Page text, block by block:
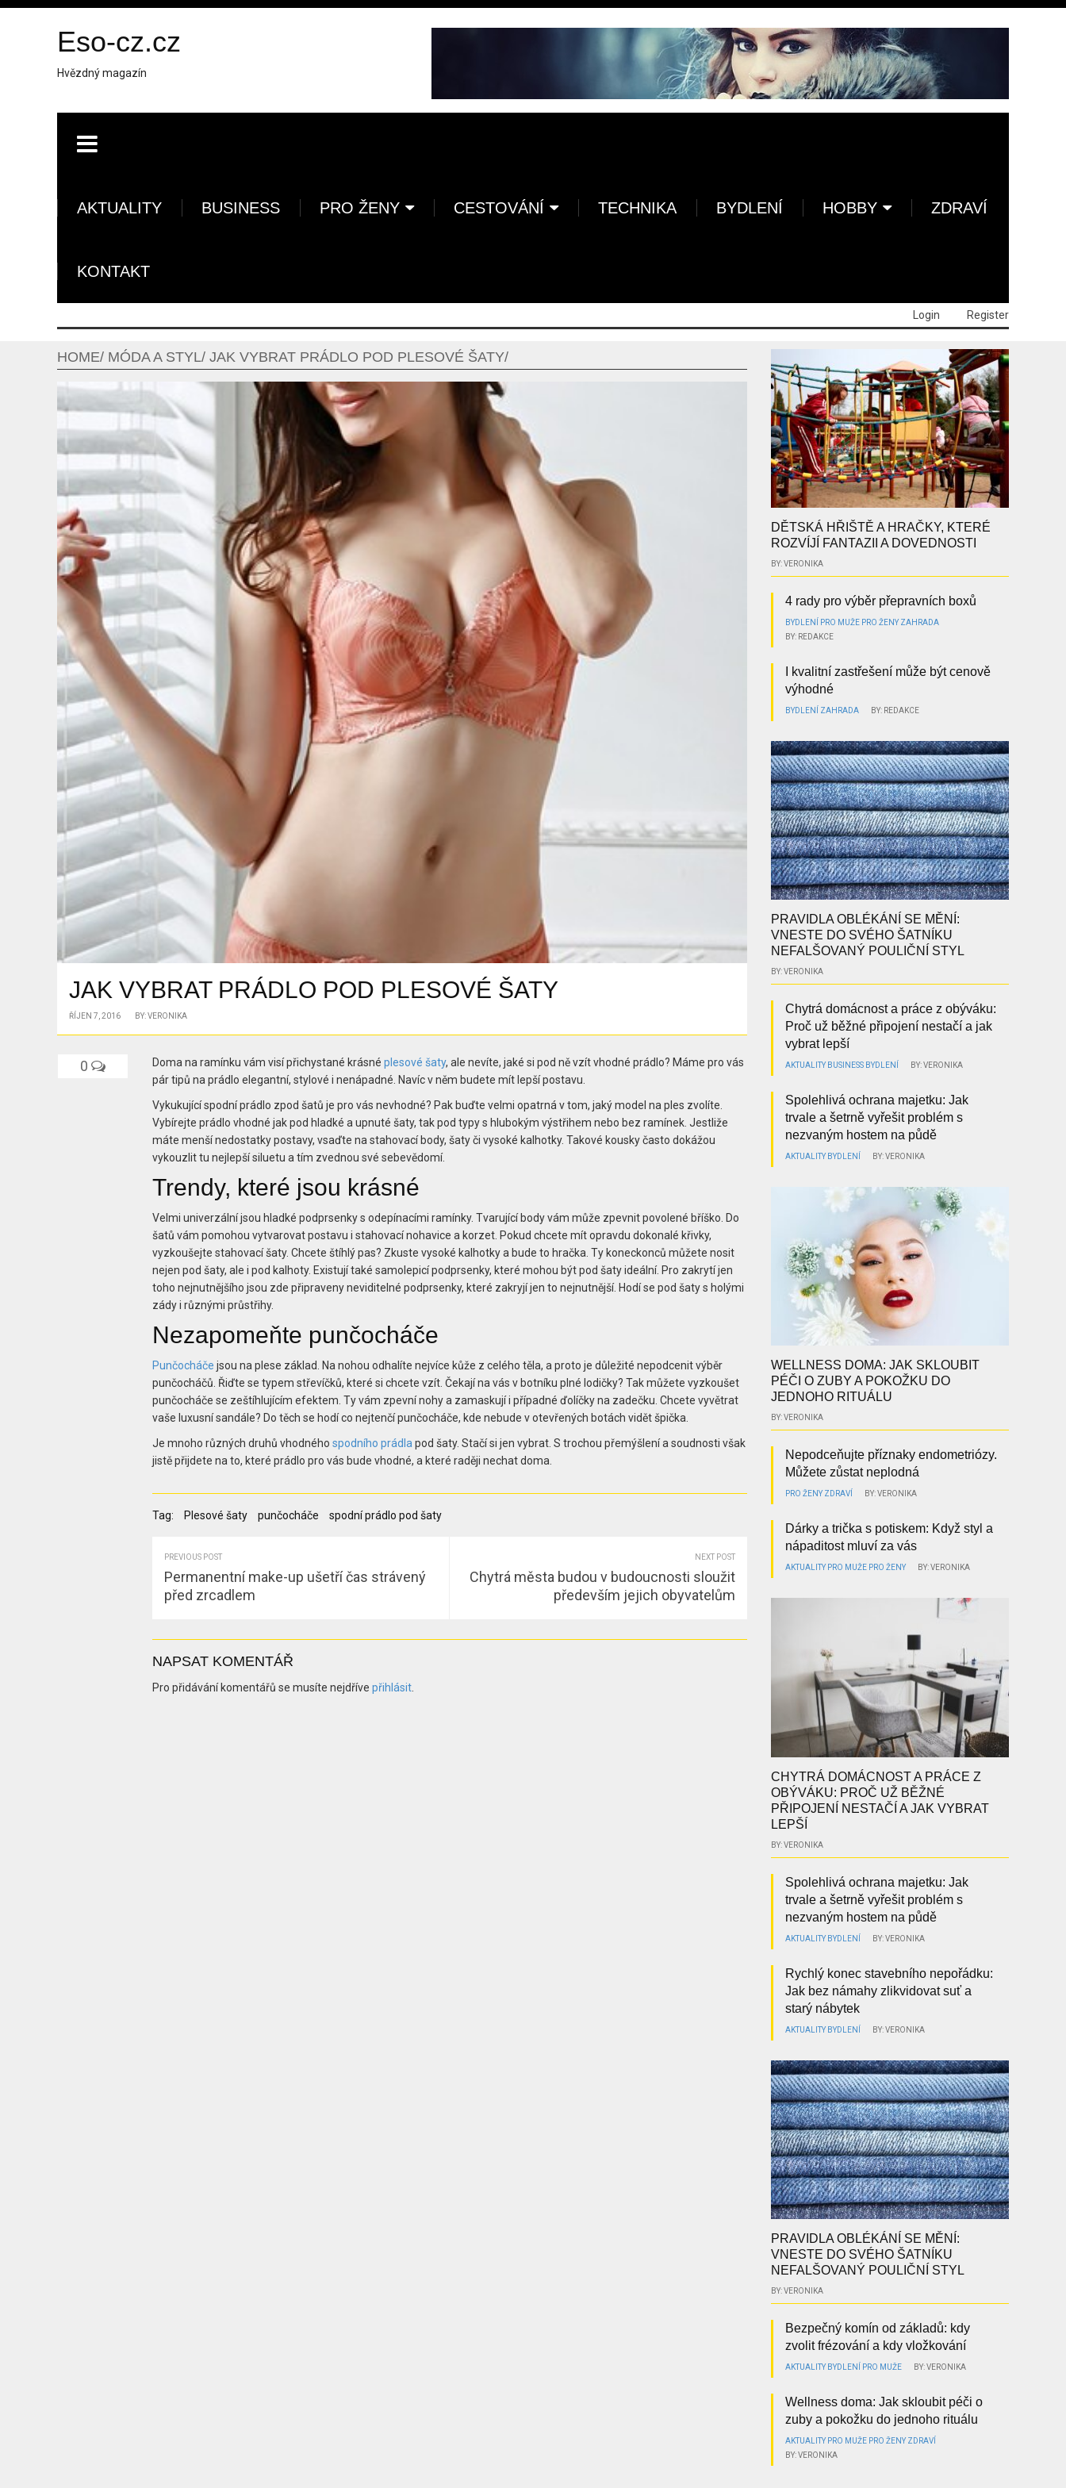
Eso-cz.cz
Hvězdný magazín
AKTUALITY BUSINESS PRO ŽENY CESTOVÁNÍ TECHNIKA BYDLENÍ HOBBY ZDRAVÍ
KONTAKT
Login Register
HOME MÓDA A STYL JAK VYBRAT PRÁDLO POD PLESOVÉ ŠATY
JAK VYBRAT PRÁDLO POD PLESOVÉ ŠATY
ŘÍJEN 7, 2016 BY: VERONIKA
0 Doma na ramínku vám visí přichystané krásné plesové šaty, ale nevíte, jaké si pod ně vzít vhodné prádlo? Máme pro vás
pár tipů na prádlo elegantní, stylové i nenápadné. Navíc v něm budete mít lepší postavu.
Vykukující spodní prádlo zpod šatů je pro vás nevhodné? Pak buďte velmi opatrná v tom, jaký model na ples zvolíte.
Vybírejte prádlo vhodné jak pod hladké a upnuté šaty, tak pod typy s hlubokým výstřihem nebo bez ramínek. Jestliže
máte menší nedostatky postavy, vsaďte na stahovací body, šaty či vysoké kalhotky. Takové kousky často dokážou
vykouzlit tu nejlepší siluetu a tím zvednou své sebevědomí.
Trendy, které jsou krásné
Velmi univerzální jsou hladké podprsenky s odepínacími ramínky. Tvarující body vám může zpevnit povolené bříško. Do
šatů vám pomohou vytvarovat postavu i stahovací nohavice a korzet. Pokud chcete mít opravdu dokonalé křivky,
vyzkoušejte stahovací šaty. Chcete štíhlý pas? Zkuste vysoké kalhotky a bude to hračka. Ty koneckonců můžete nosit
nejen pod šaty, ale i pod kalhoty. Existují také samolepicí podprsenky, které mohou být pod šaty ideální. Pro zakrytí jen
toho nejnutnějšího jsou zde připraveny neviditelné podprsenky, které zakryjí jen to nejnutnější. Hodí se pod šaty s holými
zády i různými průstřihy.
Nezapomeňte punčocháče
Punčocháče jsou na plese základ. Na nohou odhalíte nejvíce kůže z celého těla, a proto je důležité nepodcenit výběr
punčocháčů. Řiďte se typem střevíčků, které si chcete vzít. Čekají na vás v botníku plné lodičky? Tak můžete vyzkoušet
punčocháče se zeštíhlujícím efektem. Ty vám zpevní nohy a zamaskují i případné ďolíčky na zadečku. Chcete vyvětrat
vaše luxusní sandále? Do těch se hodí co nejtenčí punčocháče, kde nebude v otevřených botách vidět špička.
Je mnoho různých druhů vhodného spodního prádlapod šaty. Stačí si jen vybrat. S trochou přemýšlení a soudnosti však
jistě přijdete na to, které prádlo pro vás bude vhodné, a které raději nechat doma.
Tag: Plesové šaty punčocháče spodní prádlo pod šaty
PREVIOUS POST
Permanentní make-up ušetří čas strávený
před zrcadlem
NEXT POST
Chytrá města budou v budoucnosti sloužit
především jejich obyvatelům
NAPSAT KOMENTÁŘ
Pro přidávání komentářů se musíte nejdříve přihlásit.
DĚTSKÁ HŘIŠTĚ A HRAČKY, KTERÉ
ROZVÍJÍ FANTAZII A DOVEDNOSTI
BY: VERONIKA
4 rady pro výběr přepravních boxů
BYDLENÍ PRO MUŽE PRO ŽENY ZAHRADA
BY: REDAKCE
I kvalitní zastřešení může být cenově
výhodné
BYDLENÍ ZAHRADA BY: REDAKCE
PRAVIDLA OBLÉKÁNÍ SE MĚNÍ:
VNESTE DO SVÉHO ŠATNÍKU
NEFALŠOVANÝ POULIČNÍ STYL
BY: VERONIKA
Chytrá domácnost a práce z obýváku:
Proč už běžné připojení nestačí a jak
vybrat lepší
AKTUALITY BUSINESS BYDLENÍ BY: VERONIKA
Spolehlivá ochrana majetku: Jak
trvale a šetrně vyřešit problém s
nezvaným hostem na půdě
AKTUALITY BYDLENÍ BY: VERONIKA
WELLNESS DOMA: JAK SKLOUBIT
PÉČI O ZUBY A POKOŽKU DO
JEDNOHO RITUÁLU
BY: VERONIKA
Nepodceňujte příznaky endometriózy.
Můžete zůstat neplodná
PRO ŽENY ZDRAVÍ BY: VERONIKA
Dárky a trička s potiskem: Když styl a
nápaditost mluví za vás
AKTUALITY PRO MUŽE PRO ŽENY BY: VERONIKA
CHYTRÁ DOMÁCNOST A PRÁCE Z
OBÝVÁKU: PROČ UŽ BĚŽNÉ
PŘIPOJENÍ NESTAČÍ A JAK VYBRAT
LEPŠÍ
BY: VERONIKA
Spolehlivá ochrana majetku: Jak
trvale a šetrně vyřešit problém s
nezvaným hostem na půdě
AKTUALITY BYDLENÍ BY: VERONIKA
Rychlý konec stavebního nepořádku:
Jak bez námahy zlikvidovat suť a
starý nábytek
AKTUALITY BYDLENÍ BY: VERONIKA
PRAVIDLA OBLÉKÁNÍ SE MĚNÍ:
VNESTE DO SVÉHO ŠATNÍKU
NEFALŠOVANÝ POULIČNÍ STYL
BY: VERONIKA
Bezpečný komín od základů: kdy
zvolit frézování a kdy vložkování
AKTUALITY BYDLENÍ PRO MUŽE BY: VERONIKA
Wellness doma: Jak skloubit péči o
zuby a pokožku do jednoho rituálu
AKTUALITY PRO MUŽE PRO ŽENY ZDRAVÍ
BY: VERONIKA